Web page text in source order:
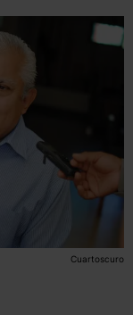
Cuartoscuro